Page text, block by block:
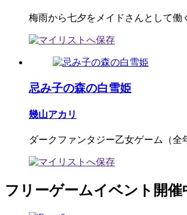
梅雨から七夕をメイドさんとして働
忌み子の森の白雪姫
幾山アカリ
ダークファンタジー乙女ゲーム（全
フリーゲームイベント開催